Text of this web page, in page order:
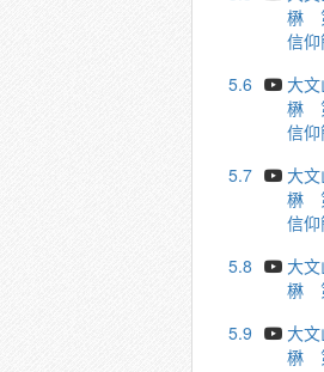
楙
信
5.6
大
楙
信
5.7
大
楙
信
5.8
大
楙
5.9
大
楙